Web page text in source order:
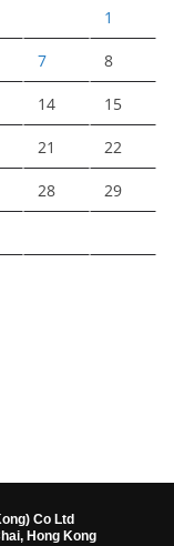
1
7 8
14 15
21 22
28 29
Co Ltd
Hong Kong